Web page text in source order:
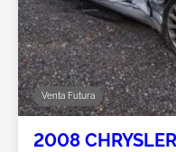
Venta Futura
2008